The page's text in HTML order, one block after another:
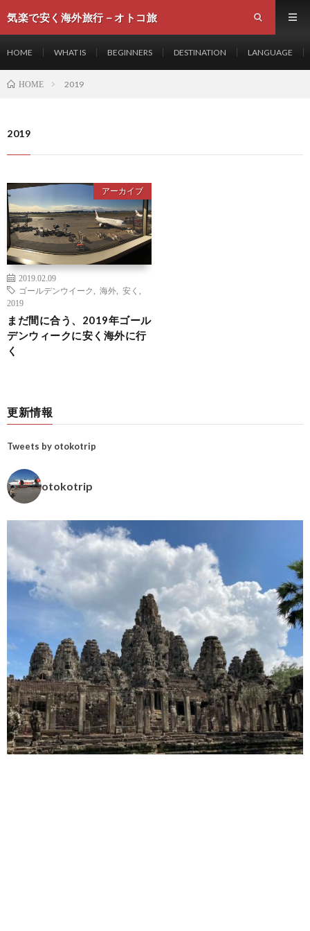
気楽で安く海外旅行－オトコ旅
HOME WHAT IS BEGINNERS DESTINATION LANGUAGE
HOME 2019
2019
アーカイブ
2019.02.09
ゴールデンウイーク
海外 安く
2019
まだ間に合う、2019年ゴール
デンウィークに安く海外に行
く
更新情報
Tweets by otokotrip
otokotrip